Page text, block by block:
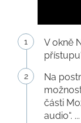
V okně
Na
části
audio“. ...